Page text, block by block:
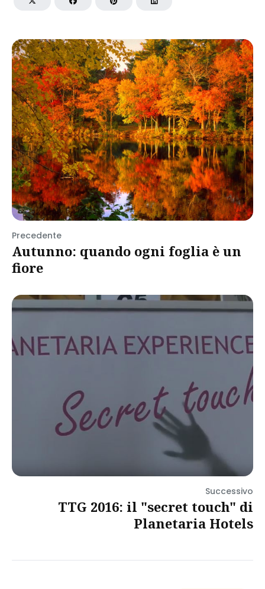
Precedente
Autunno: quando ogni foglia è un
fiore
Successivo
TTG 2016: il "secret touch" di
Planetaria Hotels